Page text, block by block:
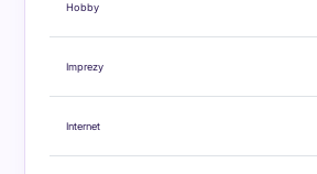
Hobby
Imprezy
Internet